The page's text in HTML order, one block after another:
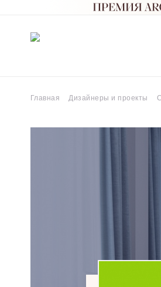
Главная Дизайнеры и проекты